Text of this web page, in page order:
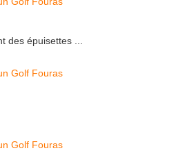
des épuisettes ...